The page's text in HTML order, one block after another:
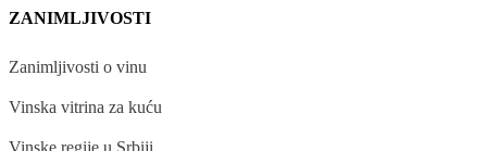
ZANIMLJIVOSTI
Zanimljivosti o vinu
Vinska vitrina za kuću